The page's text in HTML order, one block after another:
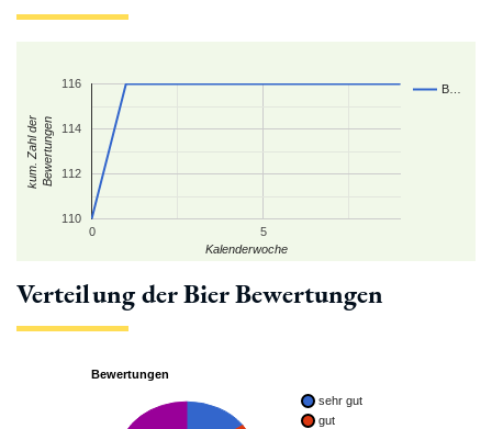
B…
0 5
110
112
114
116
Kalenderwoche
kum. Zahl derBewertungen
Verteilung der Bier Bewertungen
Bewertungen
sehr gut
gut